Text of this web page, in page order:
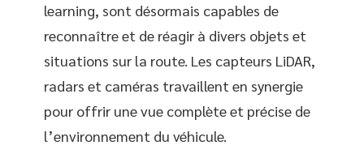
learning, sont désormais capables de
reconnaître et de réagir à divers objets et
situations sur la route. Les capteurs LiDAR,
radars et caméras travaillent en synergie
pour offrir une vue complète et précise de
l’environnement du véhicule.